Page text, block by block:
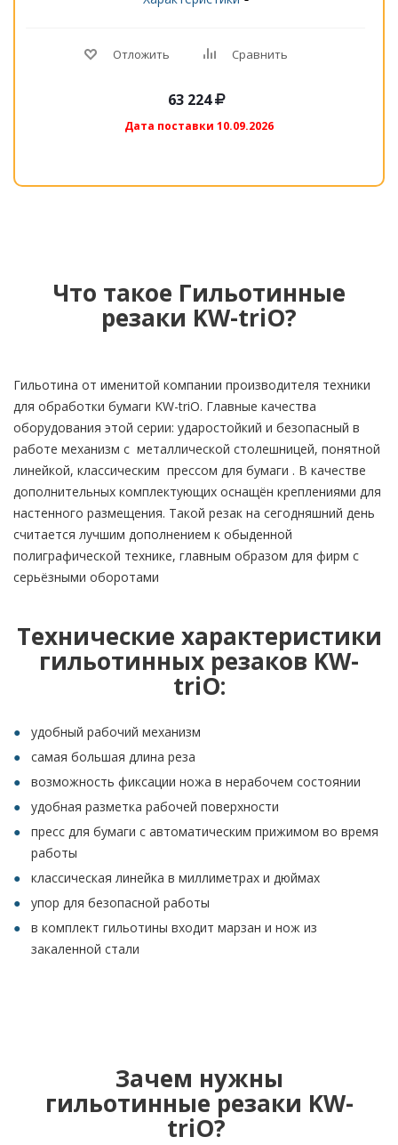
Отложить Сравнить
63 224
Дата поставки 10.09.2026
Что такое Гильотинные
резаки KW-triO?
Гильотина от именитой компании производителя техники
для обработки бумаги KW-triO. Главные качества
оборудования этой серии: ударостойкий и безопасный в
работе механизм с металлической столешницей, понятной
линейкой, классическим прессом для бумаги . В качестве
дополнительных комплектующих оснащён креплениями для
настенного размещения. Такой резак на сегодняшний день
считается лучшим дополнением к обыденной
полиграфической технике, главным образом для фирм с
серьёзными оборотами
Технические характеристики
гильотинных резаков KW-
triO:
удобный рабочий механизм
самая большая длина реза
возможность фиксации ножа в нерабочем состоянии
удобная разметка рабочей поверхности
пресс для бумаги с автоматическим прижимом во время
работы
классическая линейка в миллиметрах и дюймах
упор для безопасной работы
в комплект гильотины входит марзан и нож из
закаленной стали
Зачем нужны
гильотинные резаки KW-
triO?